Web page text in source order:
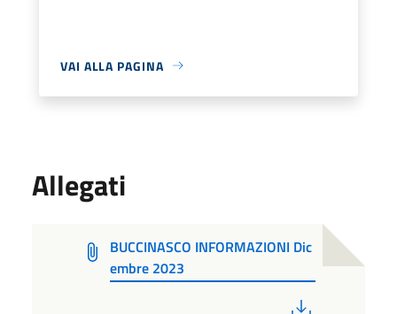
VAI ALLA PAGINA
Allegati
BUCCINASCO INFORMAZIONI Dic
embre 2023